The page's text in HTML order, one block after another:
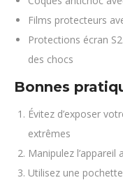
Films protecteurs
Protections écran
des chocs
Bonnes
Évitez d’exposer
extrêmes
Manipulez
Utilisez une